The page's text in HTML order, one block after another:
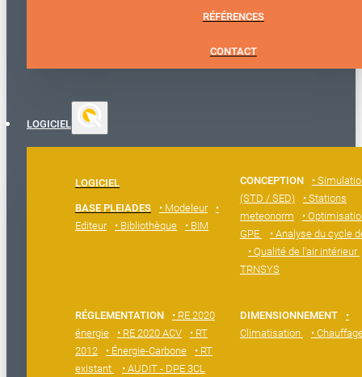
RÉFÉRENCES
CONTACT
LOGICIEL
LOGICIEL
BASE PLEIADES • Modeleur
•
Editeur
• Bibliothèque • BIM
CONCEPTION
•
(STD / SED)
• Stations
meteonorm
•
GPE
• Analyse du cycle
• Qualité de l'air intérieur
TRNSYS
RÉGLEMENTATION
• RE 2020
énergie
• RE 2020 ACV
• RT
2012
• Énergie-Carbone
• RT
existant
• AUDIT - DPE 3CL
DIMENSIONNEMENT
•
Climatisation
•